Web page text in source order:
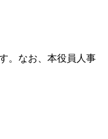
。なお、本役員人事